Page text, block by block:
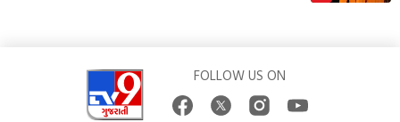
FOLLOW US ON